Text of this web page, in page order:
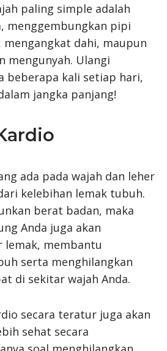
paling simple adalah
menggembungkan pipi
mengangkat dahi, maupun
mengunyah. Ulangi
beberapa kali setiap hari,
jangka panjang!
ada pada wajah dan leher
kelebihan lemak tubuh.
berat badan, maka
Anda juga akan
lemak, membantu
serta menghilangkan
di sekitar wajah Anda.
secara teratur juga akan
sehat secara